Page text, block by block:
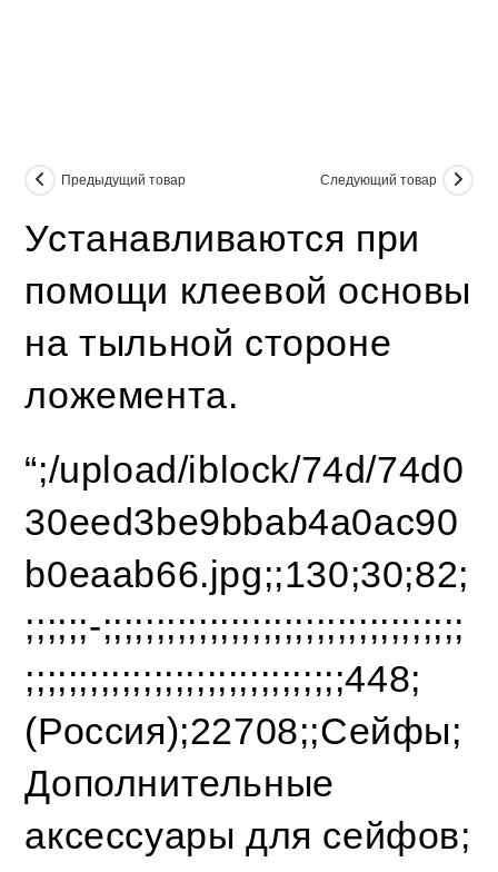
Предыдущий товар Следующий товар
Устанавливаются при
помощи клеевой основы
на тыльной стороне
ложемента.
“;/upload/iblock/74d/74d0
30eed3be9bbab4a0ac90
b0eaab66.jpg;;130;30;82;
;;;;;;-;;;;;;;;;;;;;;;;;;;;;;;;;;;;;;;;;;
;;;;;;;;;;;;;;;;;;;;;;;;;;;;;;448;
(Россия);22708;;Сейфы;
Дополнительные
аксессуары для сейфов;